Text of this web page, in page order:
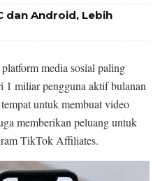
dan Android, Lebih
media sosial paling
1 miliar pengguna aktif bulanan
untuk membuat video
memberikan peluang untuk
TikTok Affiliates.